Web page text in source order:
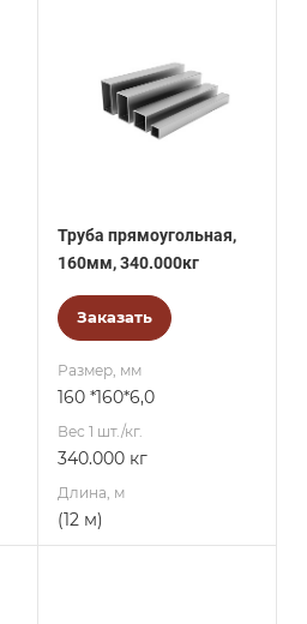
Труба прямоугольная,
160мм, 340.000кг
Заказать
Размер, мм
160 *160*6,0
Вес 1 шт./кг.
340.000 кг
Длина, м
(12 м)